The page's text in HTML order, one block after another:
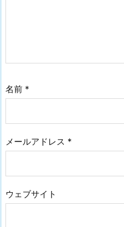
名前 *
メールアドレス *
ウェブサイト